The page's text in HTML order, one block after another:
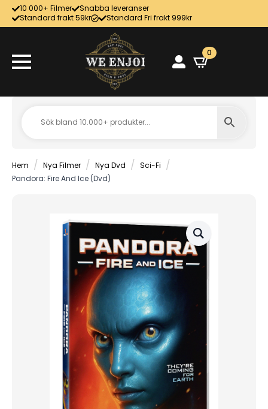
10 000+ Filmer
Snabba leveranser
Standard frakt 59kr
Standard Fri frakt 999kr
0
Hem Nya Filmer Nya Dvd
Sci-Fi
Pandora: Fire And Ice (Dvd)